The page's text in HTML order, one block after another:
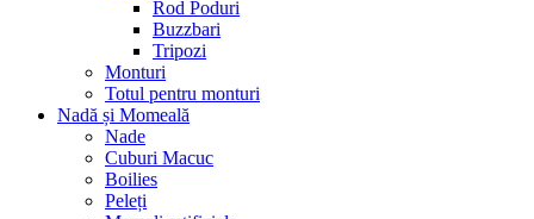
Rod Poduri
Buzzbari
Tripozi
Monturi
Totul pentru monturi
Nadă și Momeală
Nade
Cuburi Macuc
Boilies
Peleți